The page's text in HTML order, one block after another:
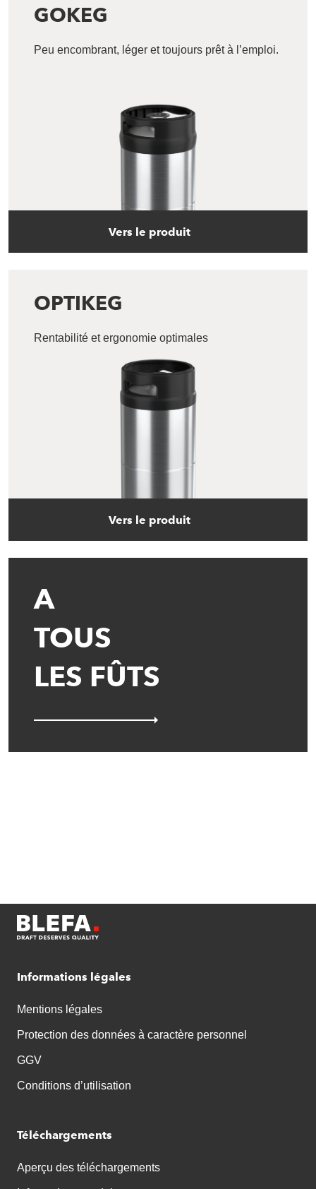
GOKEG
Peu encombrant, léger et toujours prêt à l’emploi.
Vers le produit
OPTIKEG
Rentabilité et ergonomie optimales
Vers le produit
A
TOUS
LES FÛTS
Informations légales
Mentions légales
Protection des données à caractère personnel
GGV
Conditions d’utilisation
Téléchargements
Aperçu des téléchargements